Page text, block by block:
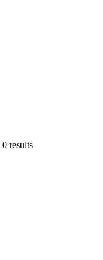
0 results